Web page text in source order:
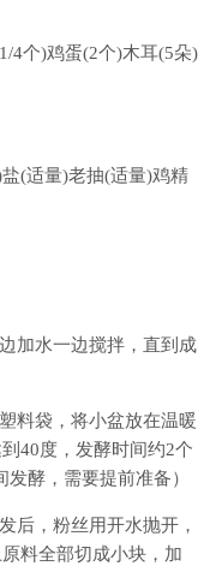
个)鸡蛋(2个)木耳(5朵)
(适量)老抽(适量)鸡精
水一边搅拌，直到成
袋，将小盆放在温暖
40度，发酵时间约2个
酵，需要提前准备）
，粉丝用开水抛开，
料全部切成小块，加